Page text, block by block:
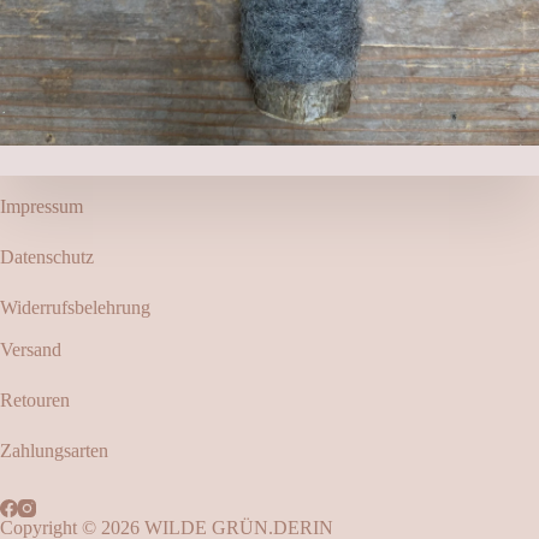
Impressum
Datenschutz
Widerrufsbelehrung
Versand
Retouren
Zahlungsarten
Copyright © 2026 WILDE GRÜN.DERIN